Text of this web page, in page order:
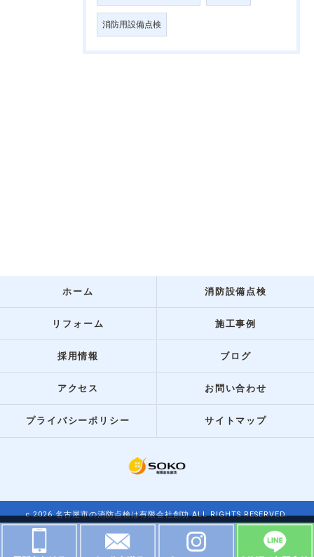
消防用設備点検
ホーム 消防設備点検
リフォーム 施工事例
採用情報 ブログ
アクセス お問い合わせ
プライバシーポリシー サイトマップ
c 2026 名古屋市の消防点検は有限会社創功 ALL RIGHTS RESERVED.